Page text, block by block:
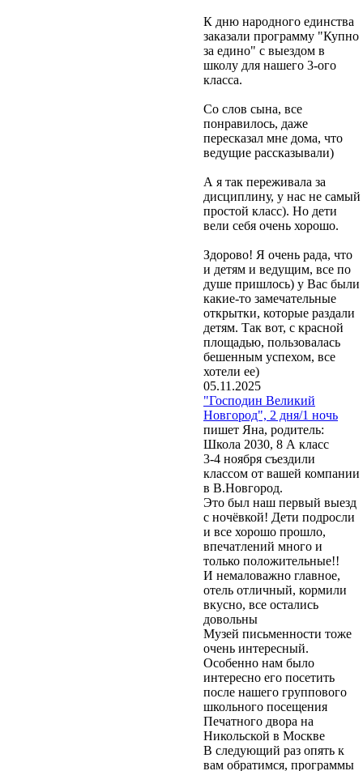
К дню народного единства
заказали программу "Купно
за едино" с выездом в
школу для нашего 3-ого
класса.
Со слов сына, все
понравилось, даже
пересказал мне дома, что
ведущие рассказывали)
А я так переживала за
дисциплину, у нас не самый
простой класс). Но дети
вели себя очень хорошо.
Здорово! Я очень рада, что
и детям и ведущим, все по
душе пришлось) у Вас были
какие-то замечательные
открытки, которые раздали
детям. Так вот, с красной
площадью, пользовалась
бешенным успехом, все
хотели ее)
05.11.2025
"Господин Великий
Новгород", 2 дня/1 ночь
пишет Яна, родитель:
Школа 2030, 8 А класс
3-4 ноября съездили
классом от вашей компании
в В.Новгород.
Это был наш первый выезд
с ночёвкой! Дети подросли
и все хорошо прошло,
впечатлений много и
только положительные!!
И немаловажно главное,
отель отличный, кормили
вкусно, все остались
довольны
Музей письменности тоже
очень интересный.
Особенно нам было
интересно его посетить
после нашего группового
школьного посещения
Печатного двора на
Никольской в Москве
В следующий раз опять к
вам обратимся, программы